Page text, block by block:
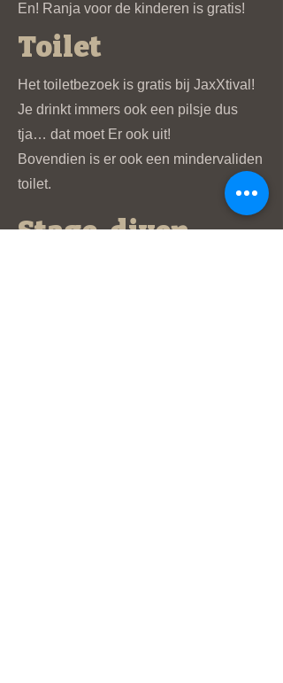
En! Ranja voor de kinderen is gratis!
Toilet
Het toiletbezoek is gratis bij JaxXtival!
Je drinkt immers ook een pilsje dus
tja… dat moet Er ook uit!
Bovendien is er ook een mindervaliden
toilet.
Stage-diven